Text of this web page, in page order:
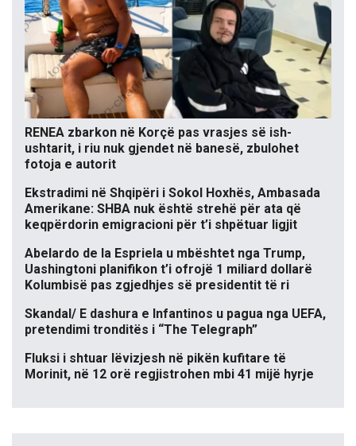
RENEA zbarkon në Korçë pas vrasjes së ish-
ushtarit, i riu nuk gjendet në banesë, zbulohet
fotoja e autorit
Ekstradimi në Shqipëri i Sokol Hoxhës, Ambasada
Amerikane: SHBA nuk është strehë për ata që
keqpërdorin emigracioni për t’i shpëtuar ligjit
Abelardo de la Espriela u mbështet nga Trump,
Uashingtoni planifikon t’i ofrojë 1 miliard dollarë
Kolumbisë pas zgjedhjes së presidentit të ri
Skandal/ E dashura e Infantinos u pagua nga UEFA,
pretendimi tronditës i “The Telegraph”
Fluksi i shtuar lëvizjesh në pikën kufitare të
Morinit, në 12 orë regjistrohen mbi 41 mijë hyrje